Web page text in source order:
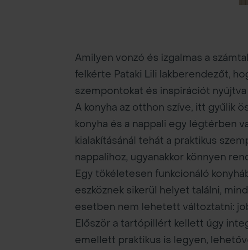
Amilyen vonzó és izgalmas a
felkérte Pataki Lili lakberendezőt,
szempontokat és inspirációt
A konyha az otthon szíve, itt gyűlik
konyha és a nappali egy légtérben
kialakításánál tehát a praktikus
nappalihoz, ugyanakkor könnyen
Egy tökéletesen funkcionáló
eszköznek sikerül helyet találni,
esetben nem lehetett változtatni:
Először a tartópillért kellett úgy
emellett praktikus is legyen,